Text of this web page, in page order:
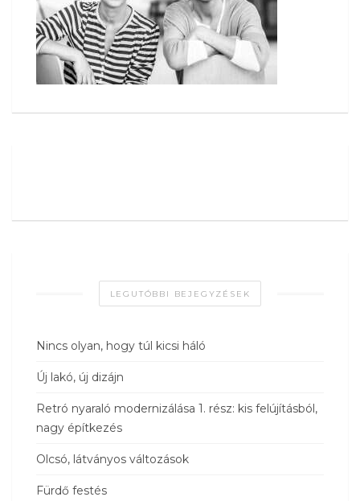
LEGUTÓBBI BEJEGYZÉSEK
Nincs olyan, hogy túl kicsi háló
Új lakó, új dizájn
Retró nyaraló modernizálása 1. rész: kis felújításból,
nagy építkezés
Olcsó, látványos változások
Fürdő festés